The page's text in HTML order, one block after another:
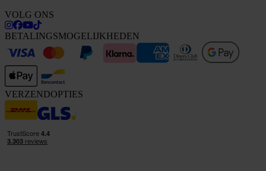
VOLG ONS
BETALINGSMOGELIJKHEDEN
VERZENDOPTIES